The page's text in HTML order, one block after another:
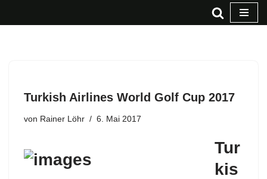
Turkish Airlines World Golf Cup 2017
von Rainer Löhr 6. Mai 2017
Tur
kis